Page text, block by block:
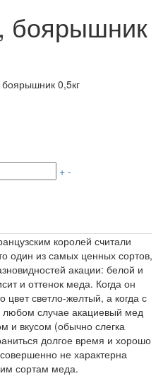
боярышник
+ -
королей считали
один из самых ценных сортов,
акации: белой и
и оттенок меда. Когда он
цвет светло-желтый, а когда с
любом случае акациевый мед
и вкусом (обычно слегка
долгое время и хорошо
не характерна
сортам меда.